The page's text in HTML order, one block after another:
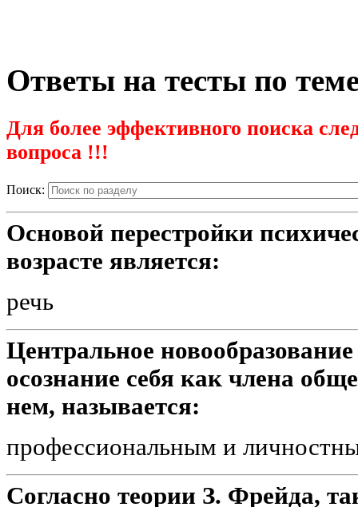
Ответы на тесты по
Для более эффективного поиска
вопроса !!!
Поиск:
Основой перестройки
возрасте является:
речь
Центральное
осознание себя как члена
нем, называется:
профессиональным и
Согласно теории З. Фрейда,